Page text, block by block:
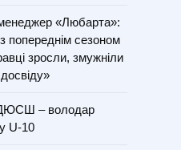
«Любарта»:
попереднім сезоном
зросли, змужніли
ДЮСШ – володар
U-10